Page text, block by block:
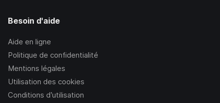
Besoin d'aide
Aide en ligne
Politique de confidentialité
Mentions légales
Utilisation des cookies
Conditions d’utilisation